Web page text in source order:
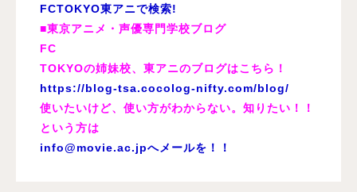
FCTOKYO東アニで検索!
■東京アニメ・声優専門学校ブログ
FC
TOKYOの姉妹校、東アニのブログはこちら！
https://blog-tsa.cocolog-nifty.com/blog/
使いたいけど、使い方がわからない。知りたい！！
という方は
info@movie.ac.jpへメールを！！